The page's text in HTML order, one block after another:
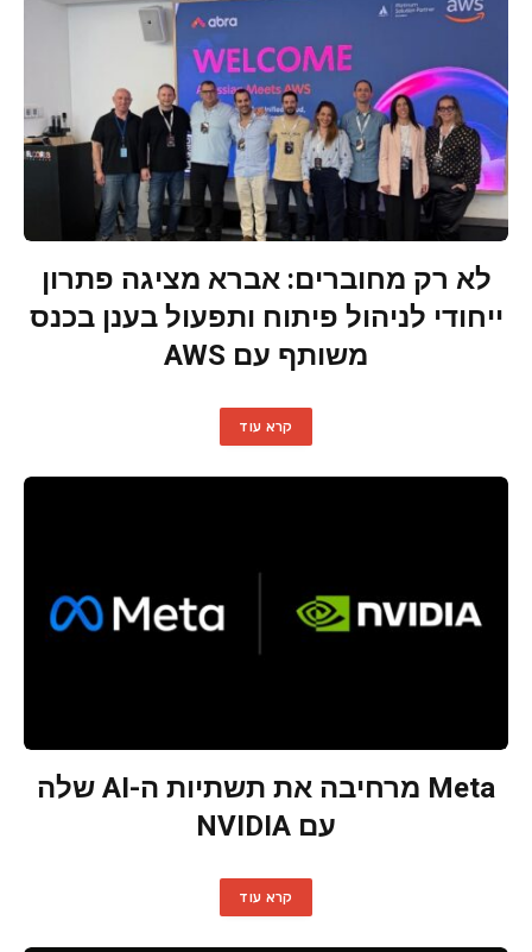
לא רק מחוברים: אברא מציגה פתרון
ייחודי לניהול פיתוח ותפעול בענן בכנס
משותף עם AWS
קרא עוד
Meta מרחיבה את תשתיות ה-AI שלה
עם NVIDIA
קרא עוד